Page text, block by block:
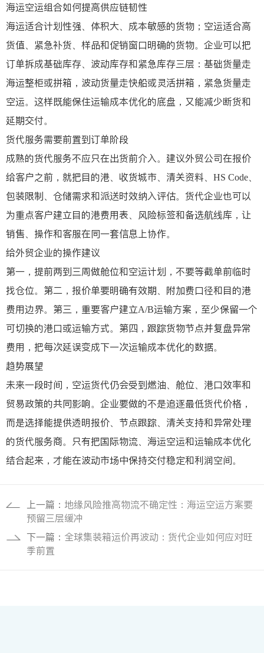
海运空运组合如何提高供应链韧性
海运适合计划性强、体积大、成本敏感的货物；空运适合高
货值、紧急补货、样品和促销窗口明确的货物。企业可以把
订单拆成基础库存、波动库存和紧急库存三层：基础货量走
海运整柜或拼箱，波动货量走快船或灵活拼箱，紧急货量走
空运。这样既能保住运输成本优化的底盘，又能减少断货和
延期交付。
货代服务需要前置到订单阶段
成熟的货代服务不应只在出货前介入。建议外贸公司在报价
给客户之前，就把目的港、收货城市、清关资料、HS Code、
包装限制、仓储需求和派送时效纳入评估。货代企业也可以
为重点客户建立目的港费用表、风险标签和备选航线库，让
销售、操作和客服在同一套信息上协作。
给外贸企业的操作建议
第一，提前两到三周做舱位和空运计划，不要等截单前临时
找仓位。第二，报价单要明确有效期、附加费口径和目的港
费用边界。第三，重要客户建立A/B运输方案，至少保留一个
可切换的港口或运输方式。第四，跟踪货物节点并复盘异常
费用，把每次延误变成下一次运输成本优化的数据。
趋势展望
未来一段时间，空运货代仍会受到燃油、舱位、港口效率和
贸易政策的共同影响。企业要做的不是追逐最低货代价格，
而是选择能提供透明报价、节点跟踪、清关支持和异常处理
的货代服务商。只有把国际物流、海运空运和运输成本优化
结合起来，才能在波动市场中保持交付稳定和利润空间。
上一篇： 地缘风险推高物流不确定性：海运空运方案要
预留三层缓冲
下一篇： 全球集装箱运价再波动：货代企业如何应对旺
季前置